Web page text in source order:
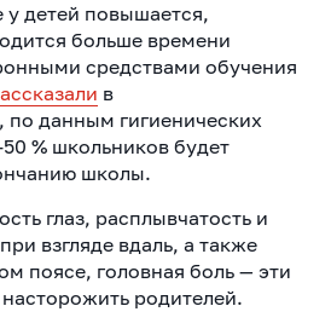
у детей повышается,
больше времени
средствами обучения
в
по данным гигиенических
% школьников будет
школы.
глаз, расплывчатость и
взгляде вдаль, а также
поясе, головная боль — эти
родителей.